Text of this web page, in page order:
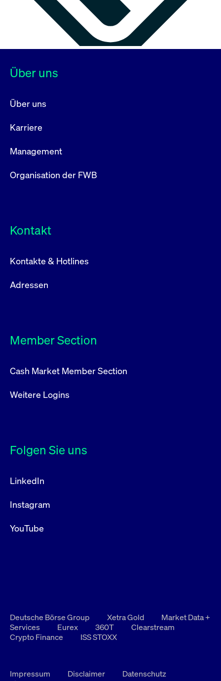
Über uns
Über uns
Karriere
Management
Organisation der FWB
Kontakt
Kontakte & Hotlines
Adressen
Member Section
Cash Market Member Section
Weitere Logins
Folgen Sie uns
LinkedIn
Instagram
YouTube
Deutsche Börse Group Xetra Gold
Market Data +
Services
Eurex 360T
Clearstream
Crypto Finance
ISS STOXX
Impressum Disclaimer
Datenschutz